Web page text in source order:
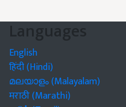
Languages
English
हिंदी (Hindi)
മലയാളം (Malayalam)
मराठी (Marathi)